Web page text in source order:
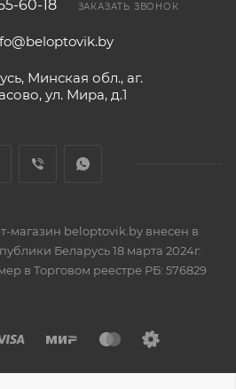
60-18 ЗАКАЗАТЬ ЗВОНОК
Минская обл., аг.
ул. Мира, д.1
магазин beloptovik.by внесен в
Беларусь 18 марта 2024г.
в Торговом реестре РБ: 576829